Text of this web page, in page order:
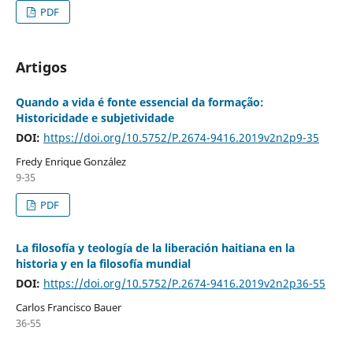
PDF
Artigos
Quando a vida é fonte essencial da formação:
Historicidade e subjetividade
DOI: https://doi.org/10.5752/P.2674-9416.2019v2n2p9-35
Fredy Enrique González
9-35
PDF
La filosofía y teología de la liberación haitiana en la
historia y en la filosofía mundial
DOI: https://doi.org/10.5752/P.2674-9416.2019v2n2p36-55
Carlos Francisco Bauer
36-55